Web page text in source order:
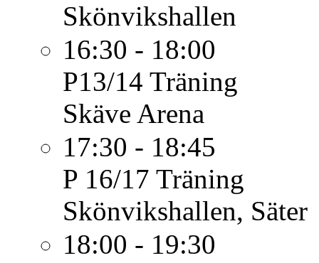
Skönvikshallen
16:30 - 18:00
P13/14 Träning
Skäve Arena
17:30 - 18:45
P 16/17 Träning
Skönvikshallen, Säter
18:00 - 19:30